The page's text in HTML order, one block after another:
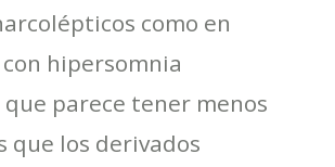
como en
hipersomnia
parece tener menos
que los derivados